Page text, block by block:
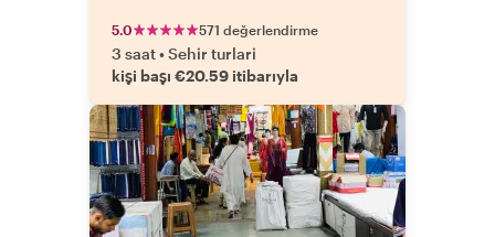
5.0 571 değerlendirme
3 saat•Sehir turlari
kişi başı €20.59 itibarıyla